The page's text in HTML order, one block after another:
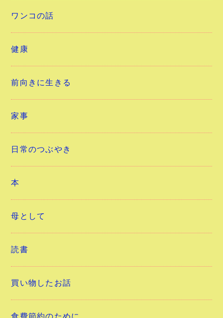
ワンコの話
健康
前向きに生きる
家事
日常のつぶやき
本
母として
読書
買い物したお話